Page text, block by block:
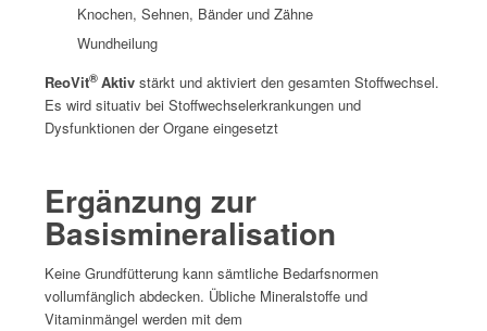
Knochen, Sehnen, Bänder und Zähne
Wundheilung
ReoVit® Aktivstärkt und aktiviert den gesamten Stoffwechsel.
Es wird situativ bei Stoffwechselerkrankungen und
Dysfunktionen der Organe eingesetzt
Ergänzung zur
Basismineralisation
Keine Grundfütterung kann sämtliche Bedarfsnormen
vollumfänglich abdecken. Übliche Mineralstoffe und
Vitaminmängel werden mit dem